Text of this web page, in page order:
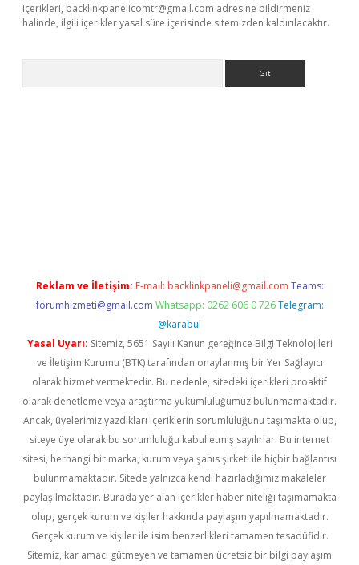
içerikleri, backlinkpanelicomtr@gmail.com adresine bildirmeniz
halinde, ilgili içerikler yasal süre içerisinde sitemizden kaldırılacaktır.
Reklam ve İletişim: E-mail: backlinkpaneli@gmail.com Teams:
forumhizmeti@gmail.com Whatsapp: 0262 606 0 726 Telegram:
@karabul
Yasal Uyarı: Sitemiz, 5651 Sayılı Kanun gereğince Bilgi Teknolojileri
ve İletişim Kurumu (BTK) tarafından onaylanmış bir Yer Sağlayıcı
olarak hizmet vermektedir. Bu nedenle, sitedeki içerikleri proaktif
olarak denetleme veya araştırma yükümlülüğümüz bulunmamaktadır.
Ancak, üyelerimiz yazdıkları içeriklerin sorumluluğunu taşımakta olup,
siteye üye olarak bu sorumluluğu kabul etmiş sayılırlar. Bu internet
sitesi, herhangi bir marka, kurum veya şahıs şirketi ile hiçbir bağlantısı
bulunmamaktadır. Sitede yalnızca kendi hazırladığımız makaleler
paylaşılmaktadır. Burada yer alan içerikler haber niteliği taşımamakta
olup, gerçek kurum ve kişiler hakkında paylaşım yapılmamaktadır.
Gerçek kurum ve kişiler ile isim benzerlikleri tamamen tesadüfidir.
Sitemiz, kar amacı gütmeyen ve tamamen ücretsiz bir bilgi paylaşım